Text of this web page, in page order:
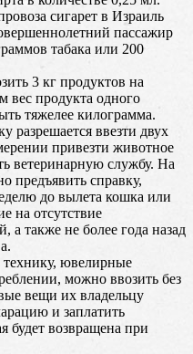
сигарет в Израиль
пассажир
табака или 200
3 кг продуктов на
вес продукта одного
тяжелее килограмма.
ввезти двух
привезти животное
ветеринарную службу. На
предъявить справку,
до вылета кошка или
на отсутствие
а также не более года назад
ювелирные
можно ввозить без
вещи их владельцу
и заплатить
будет возвращена при